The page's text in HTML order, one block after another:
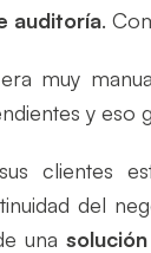
auditoría.
muy
y eso
clientes
del
una